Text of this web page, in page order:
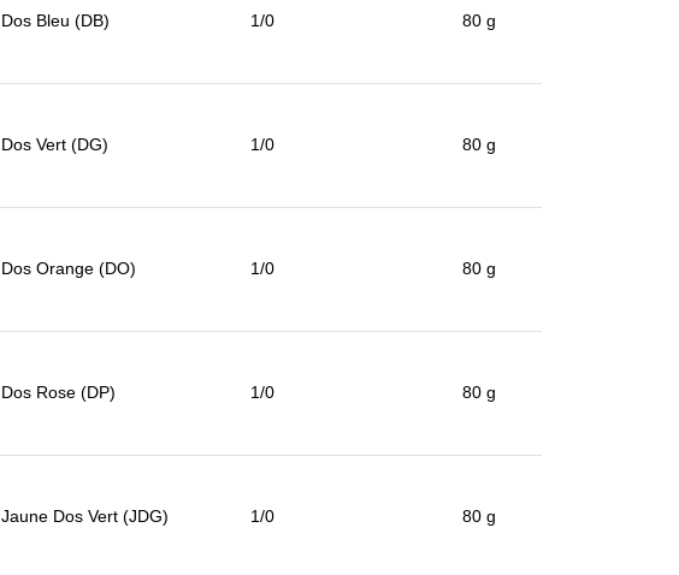
Dos Bleu (DB) 1/0 80 g
Dos Vert (DG) 1/0 80 g
Dos Orange (DO) 1/0 80 g
Dos Rose (DP) 1/0 80 g
Jaune Dos Vert (JDG) 1/0 80 g